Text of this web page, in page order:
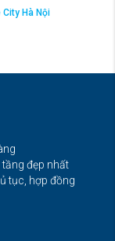
Hà Nội
đẹp nhất
tục, hợp đồng